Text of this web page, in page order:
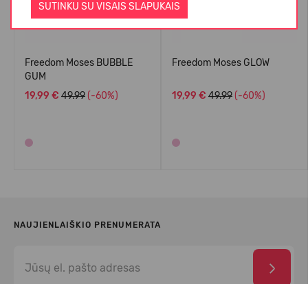
SUTINKU SU VISAIS SLAPUKAIS
Freedom Moses BUBBLE
GUM
19,99 € 49.99 (-60%)
Freedom Moses GLOW
19,99 € 49.99 (-60%)
NAUJIENLAIŠKIO PRENUMERATA